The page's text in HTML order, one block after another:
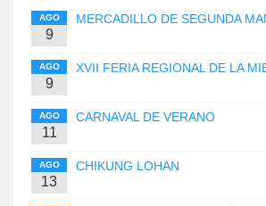
AGO
9
MERCADILLO DE SEGUNDA
AGO
9
XVII FERIA REGIONAL DE LA
AGO
11
CARNAVAL DE VERANO
AGO
13
CHIKUNG LOHAN